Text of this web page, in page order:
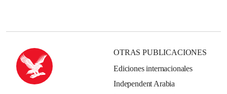
OTRAS PUBLICACIONES
Ediciones internacionales
Independent Arabia